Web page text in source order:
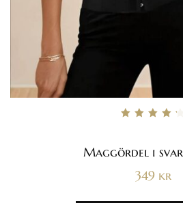
Maggördel i
349 kr